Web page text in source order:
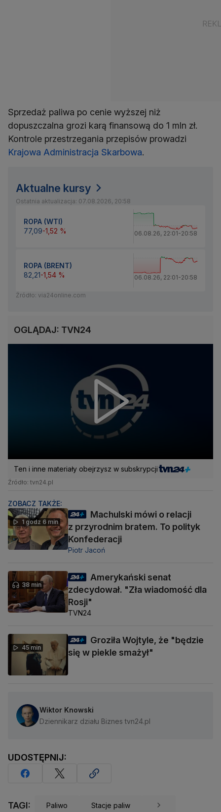
Sprzedaż paliwa po cenie wyższej niż
dopuszczalna grozi karą finansową do 1 mln zł.
Kontrole przestrzegania przepisów prowadzi
Krajowa Administracja Skarbowa.
Aktualne kursy
Ostatnia aktualizacja: 07.08.2026, 20:58
ROPA (WTI)
77,09-1,52 % 06.08.26, 22:01-20:58
ROPA (BRENT)
82,21-1,54 % 06.08.26, 22:01-20:58
Źródło: via24online.com
OGLĄDAJ: TVN24
Ten i inne materiały obejrzysz w subskrypcji
Źródło: tvn24.pl
ZOBACZ TAKŻE:
1 godz 6 min
Machulski mówi o relacji
z przyrodnim bratem. To polityk
Konfederacji
Piotr Jacoń
38 min
Amerykański senat
zdecydował. "Zła wiadomość dla
Rosji"
TVN24
45 min
Groziła Wojtyle, że "będzie
się w piekle smażył"
Wiktor Knowski
Dziennikarz działu Biznes tvn24.pl
UDOSTĘPNIJ:
TAGI: Paliwo Stacje paliw